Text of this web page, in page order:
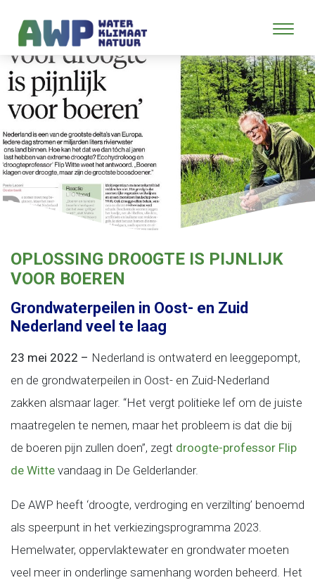
OPLOSSING DROOGTE IS PIJNLIJK
VOOR BOEREN
Grondwaterpeilen in Oost- en Zuid
Nederland veel te laag
23 mei 2022 – Nederland is ontwaterd en leeggepompt,
en de grondwaterpeilen in Oost- en Zuid-Nederland
zakken alsmaar lager. “Het vergt politieke lef om de juiste
maatrege­len te nemen, maar het probleem is dat die bij
de boeren pijn zullen doen”, zegt droogte-professor Flip
de Witte vandaag in De Gelderlander.
De AWP heeft ‘droogte, verdroging en verzilting’ benoemd
als speerpunt in het verkiezingsprogramma 2023.
Hemelwater, oppervlaktewater en grondwater moeten
veel meer in onderlinge samenhang worden beheerd. Het